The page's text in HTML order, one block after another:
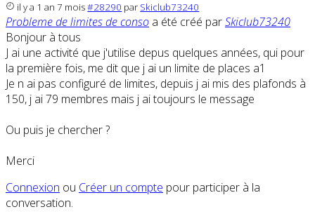
il y a 1 an 7 mois#28290 par Skiclub73240
Probleme de limites de conso a été créé parSkiclub73240
Bonjour à tous
J ai une activité que j'utilise depus quelques années, qui pour
la première fois, me dit que j ai un limite de places a1
Je n ai pas configuré de limites, depuis j ai mis des plafonds à
150, j ai 79 membres mais j ai toujours le message
Ou puis je chercher ?
Merci
Connexion ou Créer un compte pour participer à la
conversation.